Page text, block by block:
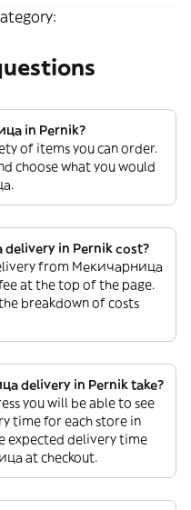
in Pernik?
of items you can order.
choose what you would
in Pernik cost?
from Мекичарница
at the top of the page.
breakdown of costs
delivery in Pernik take?
you will be able to see
time for each store in
expected delivery time
at checkout.